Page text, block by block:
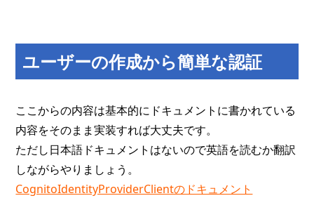
ユーザーの作成から簡単な認証
ここからの内容は基本的にドキュメントに書かれている
内容をそのまま実装すれば大丈夫です。
ただし日本語ドキュメントはないので英語を読むか翻訳
しながらやりましょう。
CognitoIdentityProviderClientのドキュメント